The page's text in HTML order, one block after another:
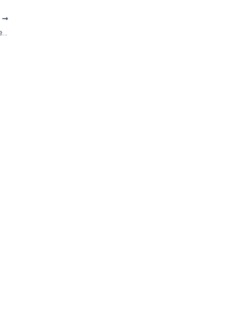
Nível Asiático: Qual Xícara Vai Encher Primeiro?